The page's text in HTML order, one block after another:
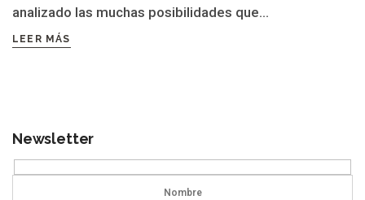
analizado las muchas posibilidades que...
LEER MÁS
Newsletter